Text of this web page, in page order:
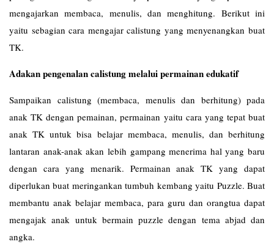
mengajarkan membaca, menulis, dan menghitung. Berikut ini
yaitu sebagian cara mengajar calistung yang menyenangkan buat
TK.
Adakan pengenalan calistung melalui permainan edukatif
Sampaikan calistung (membaca, menulis dan berhitung) pada
anak TK dengan pemainan, permainan yaitu cara yang tepat buat
anak TK untuk bisa belajar membaca, menulis, dan berhitung
lantaran anak-anak akan lebih gampang menerima hal yang baru
dengan cara yang menarik. Permainan anak TK yang dapat
diperlukan buat meringankan tumbuh kembang yaitu Puzzle. Buat
membantu anak belajar membaca, para guru dan orangtua dapat
mengajak anak untuk bermain puzzle dengan tema abjad dan
angka.